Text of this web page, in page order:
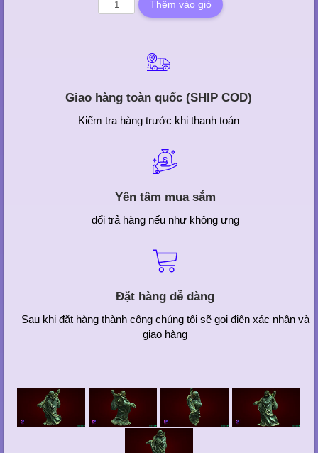
Giao hàng toàn quốc (SHIP COD)
Kiểm tra hàng trước khi thanh toán
Yên tâm mua sắm
đổi trả hàng nếu như không ưng
Đặt hàng dễ dàng
Sau khi đặt hàng thành công chúng tôi sẽ gọi điện xác nhận và
giao hàng